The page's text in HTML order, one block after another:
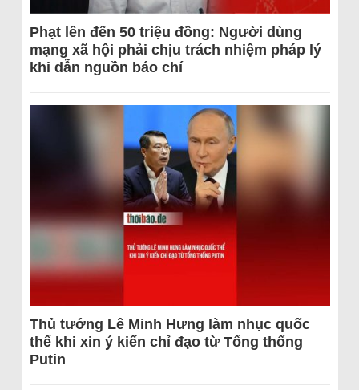
Phạt lên đến 50 triệu đồng: Người dùng
mạng xã hội phải chịu trách nhiệm pháp lý
khi dẫn nguồn báo chí
Thủ tướng Lê Minh Hưng làm nhục quốc
thể khi xin ý kiến chỉ đạo từ Tổng thống
Putin